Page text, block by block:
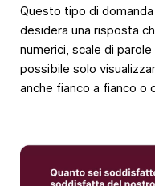
Questo tipo di
desidera una risposta
numerici, scale di
possibile solo
anche fianco a fianco o